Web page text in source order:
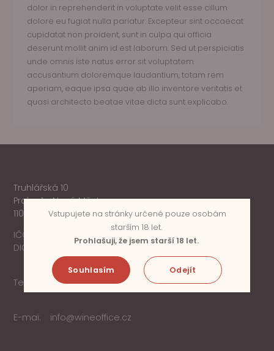
dolor in reprehenderit in voluptate velit esse cillum
dolore eu fugiat nulla pariatur. Excepteur sint occaecat
cupidatat non proident, sunt in culpa qui officia
deserunt mollit anim id est laborum. Sed ut perspiciatis
unde omnis iste natus error sit voluptatem
accusantium doloremque laudantium, totam rem
aperiam, eaque ipsa quae ab illo inventore veritatis et
quasi architecto beatae vitae dicta sunt explicabo.
Truhlářská 10
Praha 1 - Nové Město
110 00
IČO:
06855733
DIČ:
Telefon: (+420) 797 603 888
E-mai: info@wineoffice.cz
Vstupujete na stránky určené pouze osobám
starším 18 let.
Prohlašuji, že jsem starší 18 let.
Souhlasím Odejít